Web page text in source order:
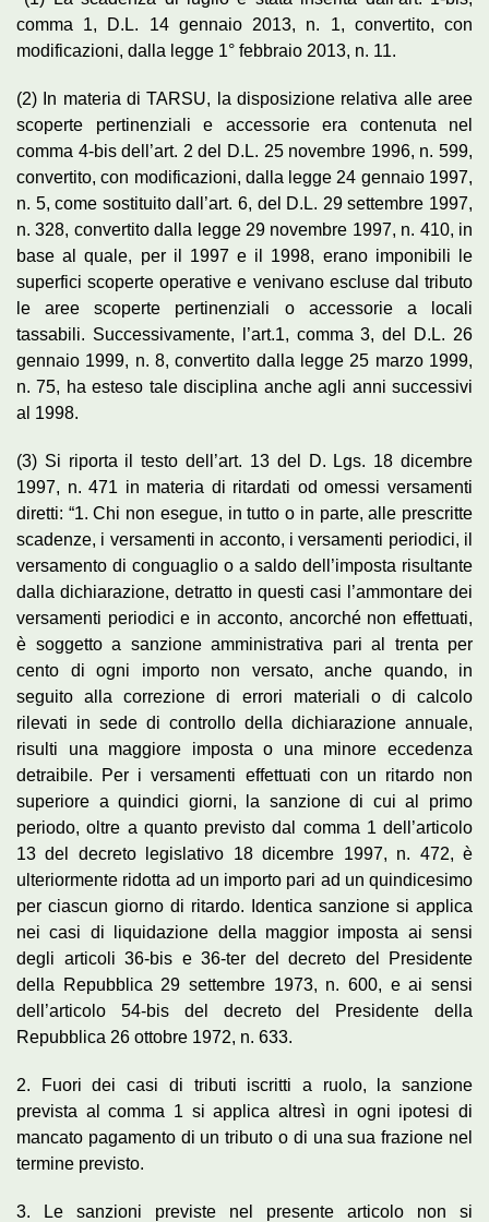
comma 1, D.L. 14 gennaio 2013, n. 1, convertito, con
modificazioni, dalla legge 1° febbraio 2013, n. 11.
(2) In materia di TARSU, la disposizione relativa alle aree
scoperte pertinenziali e accessorie era contenuta nel
comma 4-bis dell’art. 2 del D.L. 25 novembre 1996, n. 599,
convertito, con modificazioni, dalla legge 24 gennaio 1997,
n. 5, come sostituito dall’art. 6, del D.L. 29 settembre 1997,
n. 328, convertito dalla legge 29 novembre 1997, n. 410, in
base al quale, per il 1997 e il 1998, erano imponibili le
superfici scoperte operative e venivano escluse dal tributo
le aree scoperte pertinenziali o accessorie a locali
tassabili. Successivamente, l’art.1, comma 3, del D.L. 26
gennaio 1999, n. 8, convertito dalla legge 25 marzo 1999,
n. 75, ha esteso tale disciplina anche agli anni successivi
al 1998.
(3) Si riporta il testo dell’art. 13 del D. Lgs. 18 dicembre
1997, n. 471 in materia di ritardati od omessi versamenti
diretti: “1. Chi non esegue, in tutto o in parte, alle prescritte
scadenze, i versamenti in acconto, i versamenti periodici, il
versamento di conguaglio o a saldo dell’imposta risultante
dalla dichiarazione, detratto in questi casi l’ammontare dei
versamenti periodici e in acconto, ancorché non effettuati,
è soggetto a sanzione amministrativa pari al trenta per
cento di ogni importo non versato, anche quando, in
seguito alla correzione di errori materiali o di calcolo
rilevati in sede di controllo della dichiarazione annuale,
risulti una maggiore imposta o una minore eccedenza
detraibile. Per i versamenti effettuati con un ritardo non
superiore a quindici giorni, la sanzione di cui al primo
periodo, oltre a quanto previsto dal comma 1 dell’articolo
13 del decreto legislativo 18 dicembre 1997, n. 472, è
ulteriormente ridotta ad un importo pari ad un quindicesimo
per ciascun giorno di ritardo. Identica sanzione si applica
nei casi di liquidazione della maggior imposta ai sensi
degli articoli 36-bis e 36-ter del decreto del Presidente
della Repubblica 29 settembre 1973, n. 600, e ai sensi
dell’articolo 54-bis del decreto del Presidente della
Repubblica 26 ottobre 1972, n. 633.
2. Fuori dei casi di tributi iscritti a ruolo, la sanzione
prevista al comma 1 si applica altresì in ogni ipotesi di
mancato pagamento di un tributo o di una sua frazione nel
termine previsto.
3. Le sanzioni previste nel presente articolo non si